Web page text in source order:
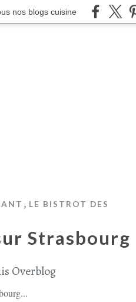
nos blogs cuisine
, LE BISTROT DES
Strasbourg
Overblog